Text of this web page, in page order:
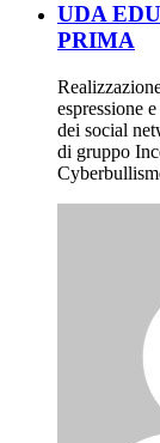
UDA
PRIMA
espressione
dei social
di gruppo